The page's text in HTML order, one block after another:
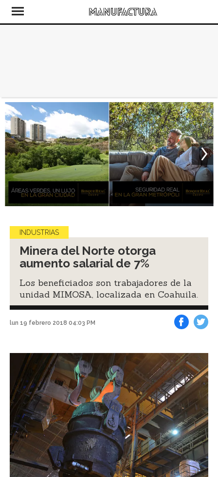
INDUSTRIAS
Minera del Norte otorga
aumento salarial de 7%
Los beneficiados son trabajadores de la
unidad MIMOSA, localizada en Coahuila.
lun 19 febrero 2018 04:03 PM